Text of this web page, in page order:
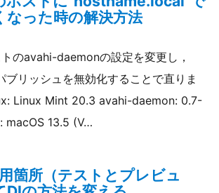
なった時の解決方法
のavahi-daemonの設定を変更し，
ブリッシュを無効化することで直りま
Linux Mint 20.3 avahi-daemon: 0.7-
macOS 13.5 (V…
箇所（テストとプレビュ